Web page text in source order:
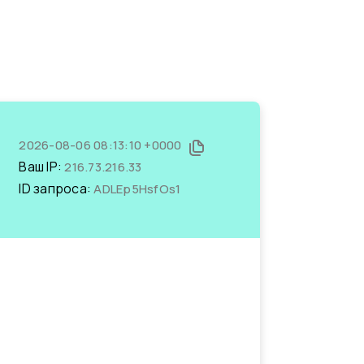
2026-08-06 08:13:10 +0000
Ваш IP:216.73.216.33
ID запроса:ADLEp5HsfOs1